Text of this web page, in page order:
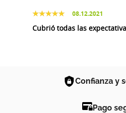
08.12.2021
Cubrió todas las
Confianza y
Pago